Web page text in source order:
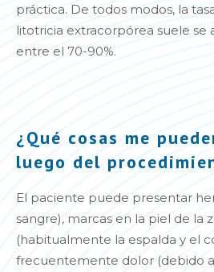
práctica. De todos modos, la
litotricia extracorpórea suele se
entre el 70-90%.
¿Qué cosas me
luego del
El paciente puede presentar
sangre), marcas en la piel de la
(habitualmente la espalda y el
frecuentemente dolor (debido